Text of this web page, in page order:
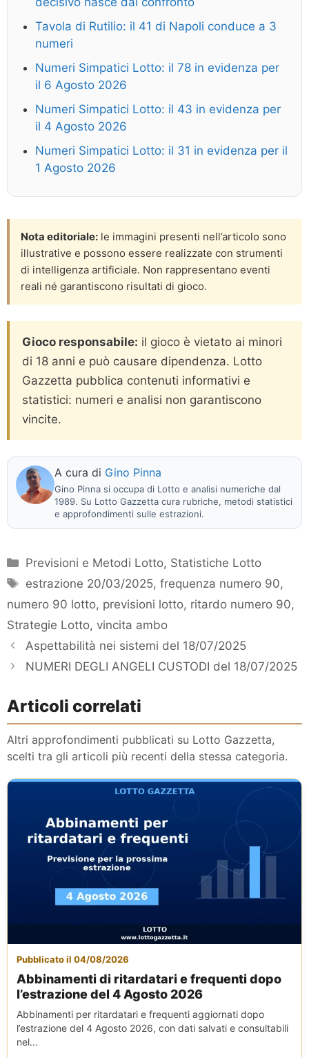
Tavola di Rutilio: il 41 di Napoli conduce a 3
numeri
Numeri Simpatici Lotto: il 78 in evidenza per
il 6 Agosto 2026
Numeri Simpatici Lotto: il 43 in evidenza per
il 4 Agosto 2026
Numeri Simpatici Lotto: il 31 in evidenza per il
1 Agosto 2026
Nota editoriale: le immagini presenti nell’articolo sono
illustrative e possono essere realizzate con strumenti
di intelligenza artificiale. Non rappresentano eventi
reali né garantiscono risultati di gioco.
Gioco responsabile: il gioco è vietato ai minori
di 18 anni e può causare dipendenza. Lotto
Gazzetta pubblica contenuti informativi e
statistici: numeri e analisi non garantiscono
vincite.
A cura di Gino Pinna
Gino Pinna si occupa di Lotto e analisi numeriche dal
1989. Su Lotto Gazzetta cura rubriche, metodi statistici
e approfondimenti sulle estrazioni.
Categorie
Previsioni e Metodi Lotto, Statistiche Lotto
Tag
estrazione 20/03/2025,frequenza numero 90,
numero 90 lotto, previsioni lotto, ritardo numero 90,
Strategie Lotto, vincita ambo
Aspettabilità nei sistemi del 18/07/2025
NUMERI DEGLI ANGELI CUSTODI del 18/07/2025
Articoli correlati
Altri approfondimenti pubblicati su Lotto Gazzetta,
scelti tra gli articoli più recenti della stessa categoria.
Pubblicato il 04/08/2026
Abbinamenti di ritardatari e frequenti dopo
l’estrazione del 4 Agosto 2026
Abbinamenti per ritardatari e frequenti aggiornati dopo
l’estrazione del 4 Agosto 2026, con dati salvati e consultabili
nel...